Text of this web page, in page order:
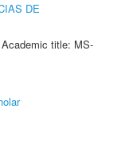
DE
title: MS-